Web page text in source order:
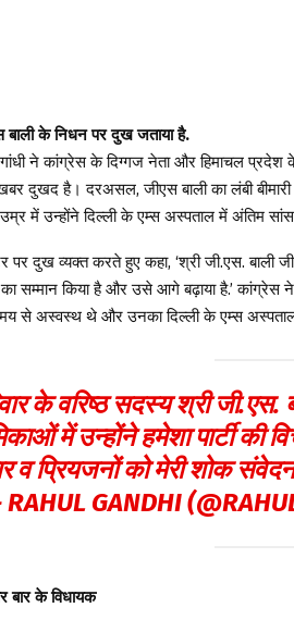
बाली के निधन पर दुख जताया है.
ने कांग्रेस के दिग्गज नेता और हिमाचल प्रदेश
दुखद है। दरअसल, जीएस बाली का लंबी
में उन्होंने दिल्ली के एम्स अस्पताल में अंतिम
पर दुख व्यक्त करते हुए कहा, ‘श्री जी.एस.
का सम्मान किया है और उसे आगे बढ़ाया है.’
से अस्वस्थ थे और उनका दिल्ली के एम्स अस्पताल
के वरिष्ठ सदस्य श्री
में उन्होंने हमेशा पार्टी की
व प्रियजनों को मेरी शोक
GANDHI
बार के विधायक